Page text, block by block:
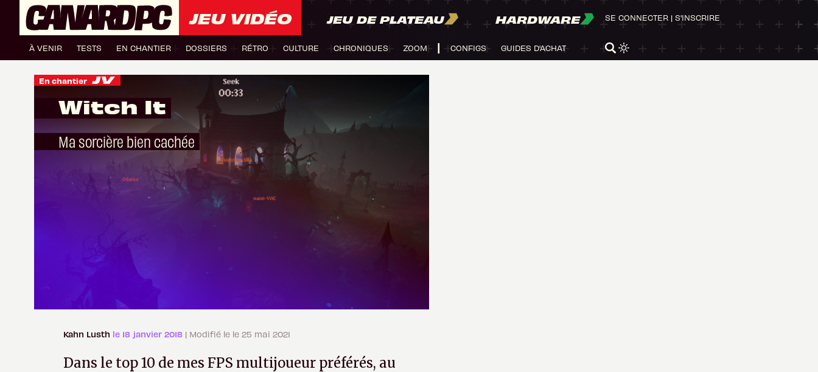
JEU VIDÉO JEU DE PLATEAU HARDWARE
À VENIR TESTS EN CHANTIER DOSSIERS RÉTRO CULTURE CHRONIQUES ZOOM CONFIGS GUIDES D'ACHAT
SE CONNECTER | S'INSCRIRE
En chantier
Witch It
Ma sorcière bien cachée
Kahn Lusth le 18 janvier 2018 | Modifié le le 25 mai 2021
Dans le top 10 de mes FPS multijoueur préférés, au